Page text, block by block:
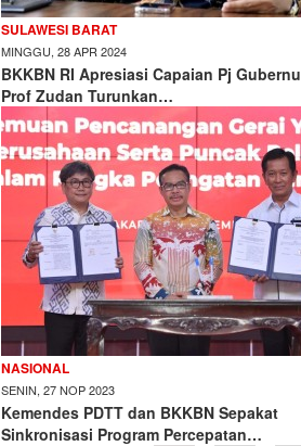
SULAWESI BARAT
MINGGU, 28 APR 2024
BKKBN RI Apresiasi Capaian Pj
Prof Zudan Turunkan…
NASIONAL
SENIN, 27 NOP 2023
Kemendes PDTT dan BKKBN Sepakat
Sinkronisasi Program Percepatan…